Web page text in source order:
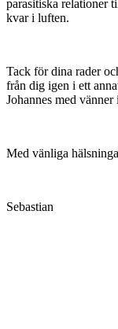
parasitiska relationer
kvar i luften.
Tack för dina rader
från dig igen i ett
Johannes med
Med vänliga
Sebastian